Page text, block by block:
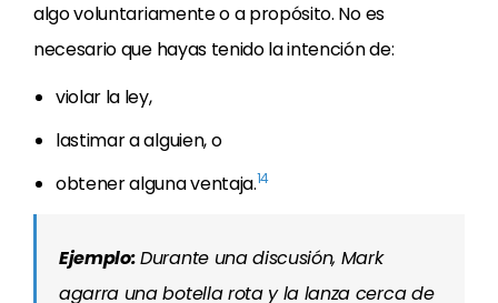
algo voluntariamente o a propósito. No es
necesario que hayas tenido la intención de:
violar la ley,
lastimar a alguien, o
obtener alguna ventaja.14
Ejemplo:Durante una discusión, Mark
agarra una botella rota y la lanza cerca de